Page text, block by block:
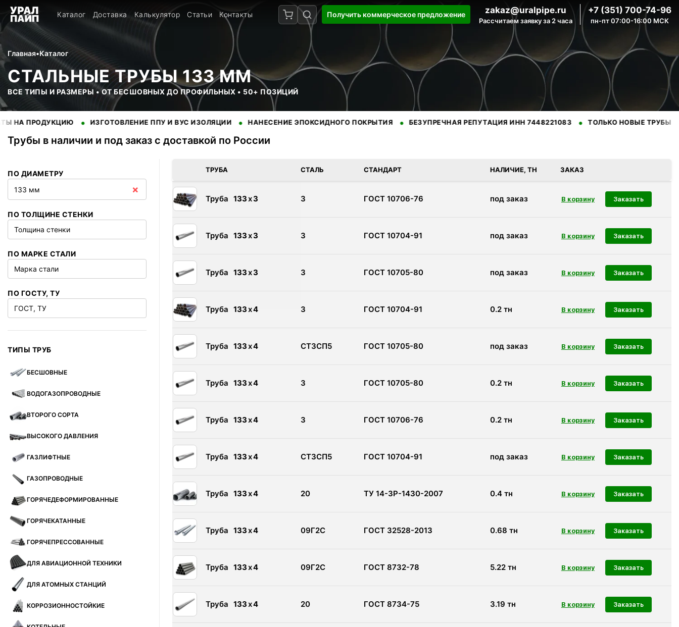
Каталог Доставка Калькулятор Статьи Контакты Получить коммерческое предложение zakaz@uralpipe.ru
Рассчитаем заявку за 2 часа
+7 (351) 700-74-96
пн-пт 07:00-16:00 МСК
Главная•Каталог
СТАЛЬНЫЕ ТРУБЫ 133 ММ
ВСЕ ТИПЫ И РАЗМЕРЫ • ОТ БЕСШОВНЫХ ДО ПРОФИЛЬНЫХ • 50+ ПОЗИЦИЙ
• ИЗГОТОВЛЕНИЕ ППУ И ВУС ИЗОЛЯЦИИ • НАНЕСЕНИЕ ЭПОКСИДНОГО ПОКРЫТИЯ • БЕЗУПРЕЧНАЯ РЕПУТАЦИЯ ИНН 7448221083 • ТОЛЬКО НОВЫЕ ТРУБЫ •
Трубы в наличии и под заказ с доставкой по России
ПО ДИАМЕТРУ
133 мм
×
ПО ТОЛЩИНЕ СТЕНКИ
Толщина стенки
ПО МАРКЕ СТАЛИ
Марка стали
ПО ГОСТУ, ТУ
ГОСТ, ТУ
ТИПЫ ТРУБ
БЕСШОВНЫЕ
ВОДОГАЗОПРОВОДНЫЕ
ВТОРОГО СОРТА
ВЫСОКОГО ДАВЛЕНИЯ
ГАЗЛИФТНЫЕ
ГАЗОПРОВОДНЫЕ
ГОРЯЧЕДЕФОРМИРОВАННЫЕ
ГОРЯЧЕКАТАННЫЕ
ГОРЯЧЕПРЕССОВАННЫЕ
ДЛЯ АВИАЦИОННОЙ ТЕХНИКИ
ДЛЯ АТОМНЫХ СТАНЦИЙ
КОРРОЗИОННОСТОЙКИЕ
ТРУБА СТАЛЬ СТАНДАРТ НАЛИЧИЕ, ТН ЗАКАЗ
Труба 133x3 3 ГОСТ 10706-76 под заказ Заказать
Труба 133x3 3 ГОСТ 10704-91 под заказ Заказать
Труба 133x3 3 ГОСТ 10705-80 под заказ Заказать
Труба 133x4 3 ГОСТ 10704-91 0.2тн Заказать
Труба 133x4 СТ3СП5 ГОСТ 10705-80 под заказ Заказать
Труба 133x4 3 ГОСТ 10705-80 0.2тн Заказать
Труба 133x4 3 ГОСТ 10706-76 0.2тн Заказать
Труба 133x4 СТ3СП5 ГОСТ 10704-91 под заказ Заказать
Труба 133x4 20 ТУ 14-3Р-1430-2007 0.4тн Заказать
Труба 133x4 09Г2С ГОСТ 32528-2013 0.68 тн Заказать
Труба 133x4 09Г2С ГОСТ 8732-78 5.22тн Заказать
Труба 133x4 20 ГОСТ 8734-75 3.19 тн Заказать